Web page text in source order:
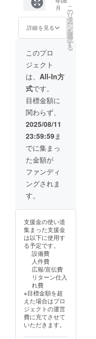
-----------
--- ・実
施概
要：60
分×1回
・有効
期限：
2026年
3月末ま
で ・受
講方
法：オ
ンライ
ンの場
合は
zoomを
使用し
ます。
オフ
ライン
の場合
実施場
所は名
古屋市
ます。
-----------
-----------
-----------
-----------
------ ・
要：120
分×1回
（要相
談） ・
限：
2026年
3月末ま
で ・受
講方
法：オ
ンライ
ンの場
合は
zoomを
使用し
ます。
オフ
合：実
施場所
までの
交通費
は支援
者でご
負担く
ださ
い。
て支え
る時代
——。
未来の
を支え
る企業
様から
のご協
心より
お待ち
してい
ます。
“働く
人”の心
と体が
整え
ば、企
業も強
くな
る。 こ
のプラ
力指導
士・産
後指導
士など
の有資
格ス
タッフ
が御社
に伺
い、社
員の健
康を支
える講
座を実
施いた
しま
位・女
性向
性向け
など柔
応 「社
員の人
生全体
に寄り
企業と
しての
一歩
を、私
たちと
共に踏
み出し
ません
か？ 健
康は自
己責任
ではあ
りませ
て支え
る時代
へ
——。
未来の
働き方
を支え
る企業
様から
のご協
力を、
心より
お待ち
してい
ます。 -
-----------
オ）で
もオン
ライン
でも
OK。 心
寄り添
いプロ
グラム
ばかり
なの
で、運
動が苦
手な方
や初心
も安心
してご
参加い
ただけ
ます。
さらに
このチ
フトと
して大
切な方
にプレ
ゼント
するこ
とも可
能。 育
児中の
ご友人
へ、
日々忙
しいご
家族
へ、
「ちょ
っとひ
ぐ。
Bounce
DanceP
roject
マたち
を含
め、あ
らゆる
人が、
身体と
心を取
り戻
し、自
分らし
さを表
現する
ステー
ジで
す。 子
育て中
でも、
年齢を
「挑戦
するこ
と」
「輝く
こと」
を諦め
ない
——そ
んな想
いが込
められ
た、公
演をぜ
ひ見に
来てく
ださ
い。 こ
で、誰
かとつ
なが
り、や
さしく
自分を
ひらけ
る場
所。 レ
ンタル
スペー
ス
「Base
」は、
そんな
想いか
ら生ま
れまし
た。 木
のぬく
もりを
感じる
空間
は、赤
ママや
お子さ
んにも
安心
で、 講
座や
ワーク
ショッ
プ、マ
小規模
なイベ
ントな
ど、 さ
まざま
な用途
月
詳細を見る
こ
の
リ
タ
ー
ン
を
選
択
す
る
このプロ
ジェクト
は、 All-In方
式です。
目標金額に
関わらず、
2025/08/11
23:59:59ま
でに集まっ
た金額が
ファンディ
ングされま
す。
支援金の使い道
集まった支援金
は以下に使用す
る予定です。
設備費
人件費
広報/宣伝費
リターン仕入
れ費
※目標金額を超
えた場合はプロ
ジェクトの運営
費に充てさせて
いただきます。